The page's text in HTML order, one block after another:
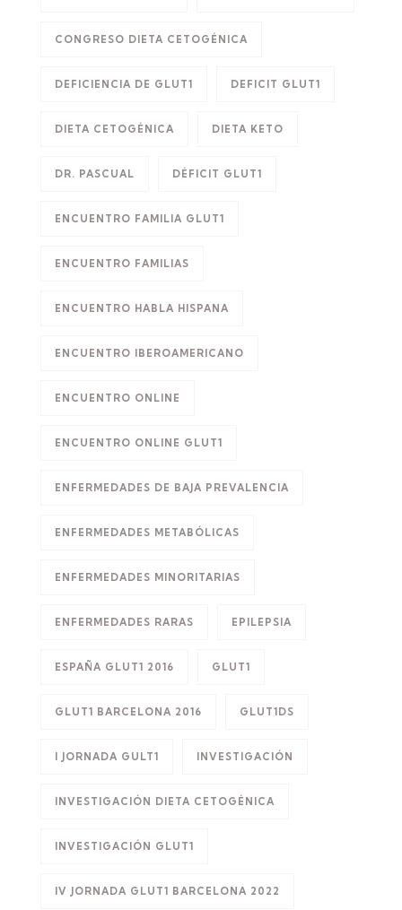
CONGRESO DIETA CETOGÉNICA
DEFICIENCIA DE GLUT1 DEFICIT GLUT1
DIETA CETOGÉNICA DIETA KETO
DR. PASCUAL DÉFICIT GLUT1
ENCUENTRO FAMILIA GLUT1
ENCUENTRO FAMILIAS
ENCUENTRO HABLA HISPANA
ENCUENTRO IBEROAMERICANO
ENCUENTRO ONLINE
ENCUENTRO ONLINE GLUT1
ENFERMEDADES DE BAJA PREVALENCIA
ENFERMEDADES METABÓLICAS
ENFERMEDADES MINORITARIAS
ENFERMEDADES RARAS EPILEPSIA
ESPAÑA GLUT1 2016 GLUT1
GLUT1 BARCELONA 2016 GLUT1DS
I JORNADA GULT1 INVESTIGACIÓN
INVESTIGACIÓN DIETA CETOGÉNICA
INVESTIGACIÓN GLUT1
IV JORNADA GLUT1 BARCELONA 2022